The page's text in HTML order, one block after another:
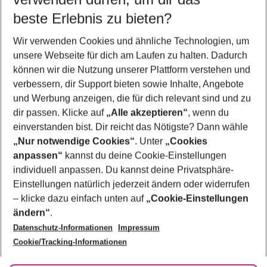
5-8 Nächte
2 Erwachsene Keine Kinder
Mehr Filter anzeigen
Footer
Footer navigation
Über uns
AGB
Bestpreisgarantie
Cookie-Einstellungen ändern
Cookie-Richtlinie
Agenturbetreuung
Barrierefreies Reisen
Folge uns
beste Erlebnis zu bieten?
Wir verwenden Cookies und ähnliche Technologien, um
unsere Webseite für dich am Laufen zu halten. Dadurch
können wir die Nutzung unserer Plattform verstehen und
verbessern, dir Support bieten sowie Inhalte, Angebote
und Werbung anzeigen, die für dich relevant sind und zu
dir passen. Klicke auf „Alle akzeptieren“, wenn du
einverstanden bist. Dir reicht das Nötigste? Dann wähle
„Nur notwendige Cookies“. Unter „Cookies
anpassen“ kannst du deine Cookie-Einstellungen
individuell anpassen. Du kannst deine Privatsphäre-
Einstellungen natürlich jederzeit ändern oder widerrufen
– klicke dazu einfach unten auf „Cookie-Einstellungen
ändern“.
Datenschutz-Informationen
Impressum
Cookie/Tracking-Informationen